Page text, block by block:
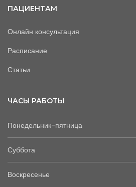
ПАЦИЕНТАМ
Онлайн консультация
Расписание
Статьи
ЧАСЫ РАБОТЫ
Понедельник-пятница
Суббота
Воскресенье